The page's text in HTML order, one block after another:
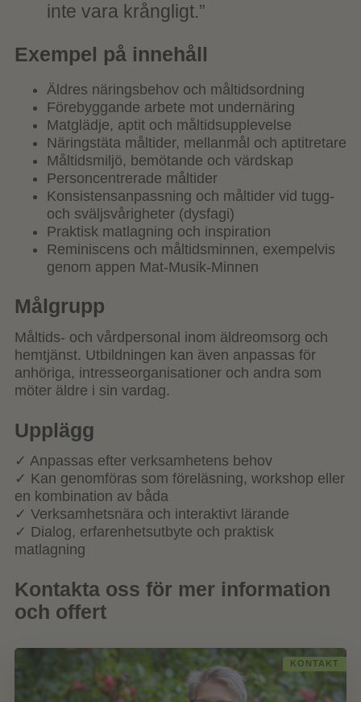
inte vara krångligt.”
Exempel på innehåll
Äldres näringsbehov och måltidsordning
Förebyggande arbete mot undernäring
Matglädje, aptit och måltidsupplevelse
Näringstäta måltider, mellanmål och aptitretare
Måltidsmiljö, bemötande och värdskap
Personcentrerade måltider
Konsistensanpassning och måltider vid tugg-
och sväljsvårigheter (dysfagi)
Praktisk matlagning och inspiration
Reminiscens och måltidsminnen, exempelvis
genom appen Mat-Musik-Minnen
Målgrupp
Måltids- och vårdpersonal inom äldreomsorg och
hemtjänst. Utbildningen kan även anpassas för
anhöriga, intresseorganisationer och andra som
möter äldre i sin vardag.
Upplägg
✓ Anpassas efter verksamhetens behov
✓ Kan genomföras som föreläsning, workshop eller
en kombination av båda
✓ Verksamhetsnära och interaktivt lärande
✓ Dialog, erfarenhetsutbyte och praktisk
matlagning
Kontakta oss för mer information
och offert
KONTAKT